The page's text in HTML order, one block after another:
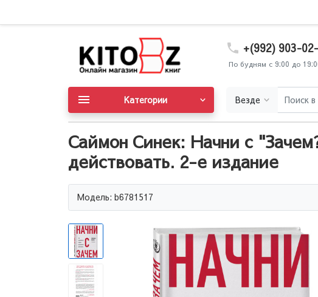
+(992) 903-
По будням с 9:00 до
Везде
Категории
Саймон Синек: Начни с
действовать. 2-е издание
Модель: b6781517